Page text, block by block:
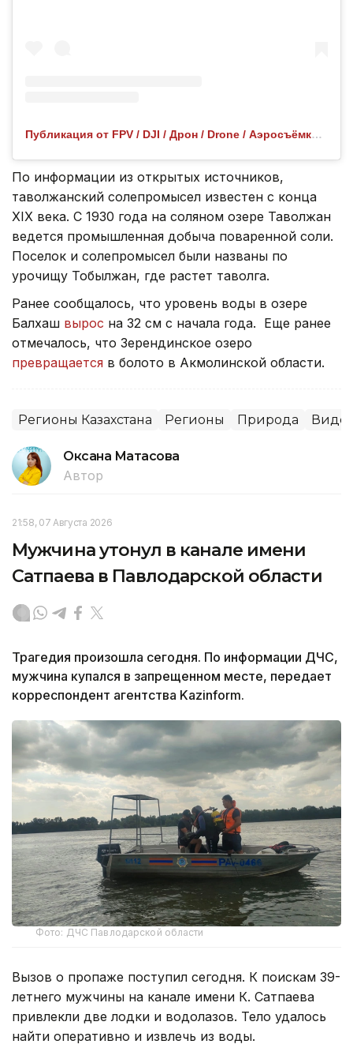
Публикация от FPV / DJI / Дрон / Drone / Аэросъёмка (@serikbay_janybekov)
По информации из открытых источников,
таволжанский солепромысел известен с конца
XIX века. С 1930 года на соляном озере Таволжан
ведется промышленная добыча поваренной соли.
Поселок и солепромысел были названы по
урочищу Тобылжан, где растет таволга.
Ранее сообщалось, что уровень воды в озере
Балхаш вырос на 32 см с начала года. Еще ранее
отмечалось, что Зерендинское озеро
превращается в болото в Акмолинской области.
Регионы Казахстана Регионы Природа
Оксана Матасова
Автор
21:58, 07 Августа 2026
Мужчина утонул в канале имени
Сатпаева в Павлодарской области
Трагедия произошла сегодня. По информации ДЧС,
мужчина купался в запрещенном месте, передает
корреспондент агентства Kazinform.
Фото: ДЧС Павлодарской области
Вызов о пропаже поступил сегодня. К поискам 39-
летнего мужчины на канале имени К. Сатпаева
привлекли две лодки и водолазов. Тело удалось
найти оперативно и извлечь из воды.